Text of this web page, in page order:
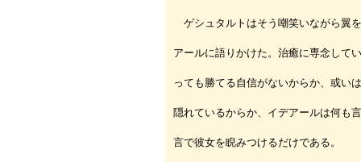
ゲシュタルトはそう嘲笑いながら翼
アールに語りかけた。治癒に専念して
っても勝てる自信がないからか、或い
隠れているからか、イデアールは何も
言で彼女を睨みつけるだけである。